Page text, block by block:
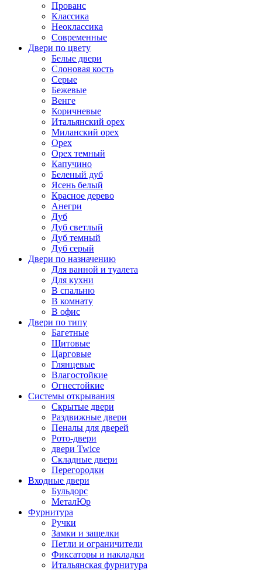
Прованс
Классика
Неоклассика
Современные
Двери по цвету
Белые двери
Слоновая кость
Серые
Бежевые
Венге
Коричневые
Итальянский орех
Миланский орех
Орех
Орех темный
Капучино
Беленый дуб
Ясень белый
Красное дерево
Анегри
Дуб
Дуб светлый
Дуб темный
Дуб серый
Двери по назначению
Для ванной и туалета
Для кухни
В спальню
В комнату
В офис
Двери по типу
Багетные
Щитовые
Царговые
Глянцевые
Влагостойкие
Огнестойкие
Системы открывания
Скрытые двери
Раздвижные двери
Пеналы для дверей
Рото-двери
двери Twice
Складные двери
Перегородки
Входные двери
Бульдорс
МеталЮр
Фурнитура
Ручки
Замки и защелки
Петли и ограничители
Фиксаторы и накладки
Итальянская фурнитура